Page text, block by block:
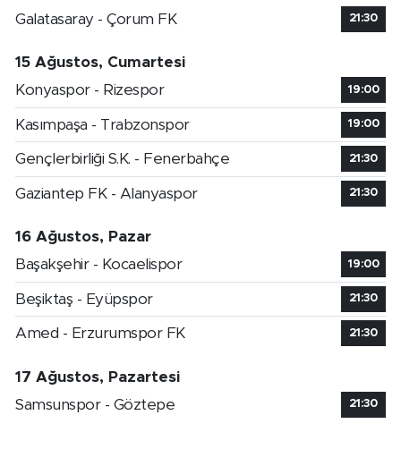
Galatasaray - Çorum FK
21:30
15 Ağustos, Cumartesi
Konyaspor - Rizespor
19:00
Kasımpaşa - Trabzonspor 19:00
Gençlerbirliği S.K. - Fenerbahçe 21:30
Gaziantep FK - Alanyaspor 21:30
16 Ağustos, Pazar
Başakşehir - Kocaelispor
19:00
Beşiktaş - Eyüpspor 21:30
Amed - Erzurumspor FK 21:30
17 Ağustos, Pazartesi
Samsunspor - Göztepe
21:30